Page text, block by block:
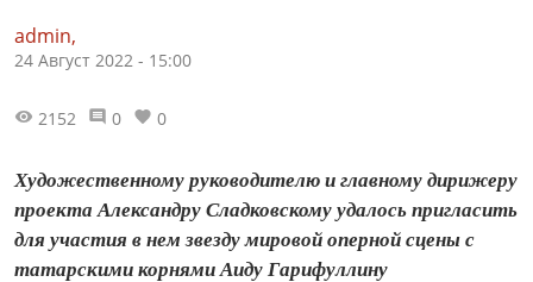
admin,
24 Август 2022 - 15:00
2152 0 0
Художественному руководителю и главному дирижеру
проекта Александру Сладковскому удалось пригласить
для участия в нем звезду мировой оперной сцены с
татарскими корнями Аиду Гарифуллину